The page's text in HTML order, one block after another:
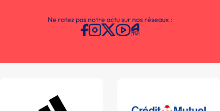
Ne ratez pas notre actu sur nos réseaux :